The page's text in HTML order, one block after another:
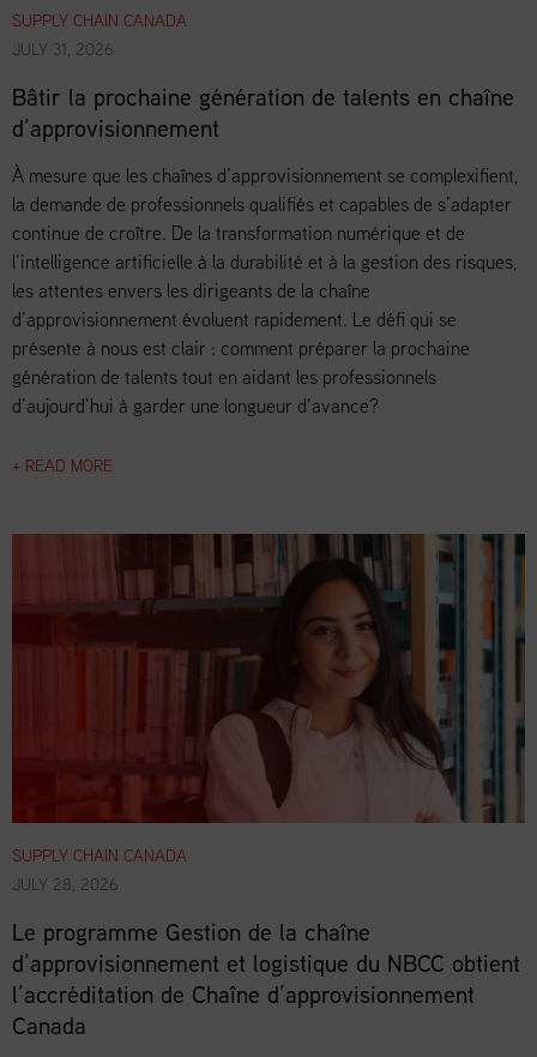
SUPPLY CHAIN CANADA
JULY 31, 2026
Bâtir la prochaine génération de talents en chaîne
d’approvisionnement
À mesure que les chaînes d’approvisionnement se complexifient,
la demande de professionnels qualifiés et capables de s’adapter
continue de croître. De la transformation numérique et de
l’intelligence artificielle à la durabilité et à la gestion des risques,
les attentes envers les dirigeants de la chaîne
d’approvisionnement évoluent rapidement. Le défi qui se
présente à nous est clair : comment préparer la prochaine
génération de talents tout en aidant les professionnels
d’aujourd’hui à garder une longueur d’avance?
+ READ MORE
SUPPLY CHAIN CANADA
JULY 28, 2026
Le programme Gestion de la chaîne
d’approvisionnement et logistique du NBCC obtient
l’accréditation de Chaîne d’approvisionnement
Canada